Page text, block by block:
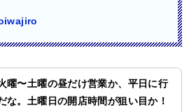
曜〜土曜の昼だけ営業か、平日に行
な。土曜日の開店時間が狙い目か！